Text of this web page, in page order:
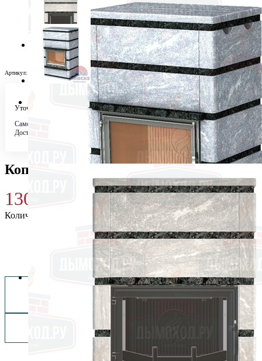
Артикул:
Уточняйте у менеджера
Самовывоз
Бесплатно в 4 магазинах
Доставка по городу
Бесплатно
Копенгаген (талькомагнезит) (Pirocks)
130 400
Количество
Купить 130 400 ₽
Заказать монтаж изделия